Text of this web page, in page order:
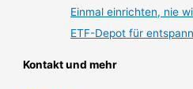
Einmal einrichten, nie
ETF-Depot für
Kontakt und mehr